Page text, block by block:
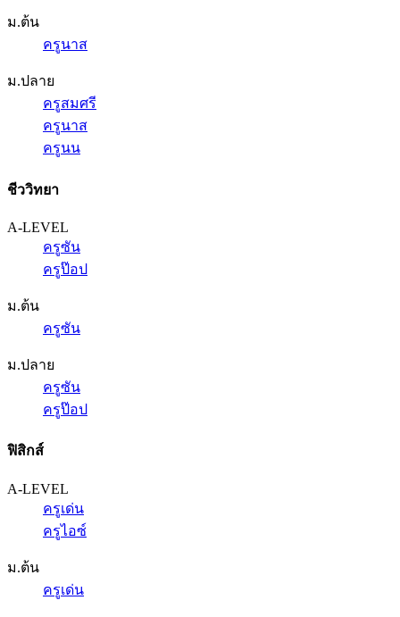
ม.ต้น
ครูนาส
ม.ปลาย
ครูสมศรี
ครูนาส
ครูนน
ชีววิทยา
A-LEVEL
ครูซัน
ครูป๊อป
ม.ต้น
ครูซัน
ม.ปลาย
ครูซัน
ครูป๊อป
ฟิสิกส์
A-LEVEL
ครูเด่น
ครูไอซ์
ม.ต้น
ครูเด่น